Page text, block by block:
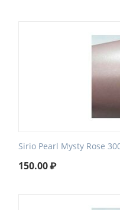
Sirio Pearl Mysty Rose
150.00₽